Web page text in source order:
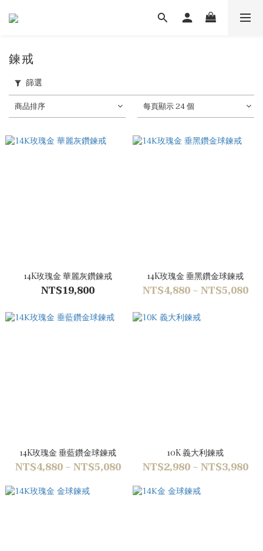
鍊戒
篩選
商品排序 每頁顯示 24 個
14K玫瑰金 華麗灰鑽鍊戒
NT$19,800
14K玫瑰金 垂黑鑽金球鍊戒
NT$4,880 ~ NT$5,080
14K玫瑰金 垂藍鑽金球鍊戒
NT$4,880 ~ NT$5,080
10K 義大利鍊戒
NT$2,980 ~ NT$3,980